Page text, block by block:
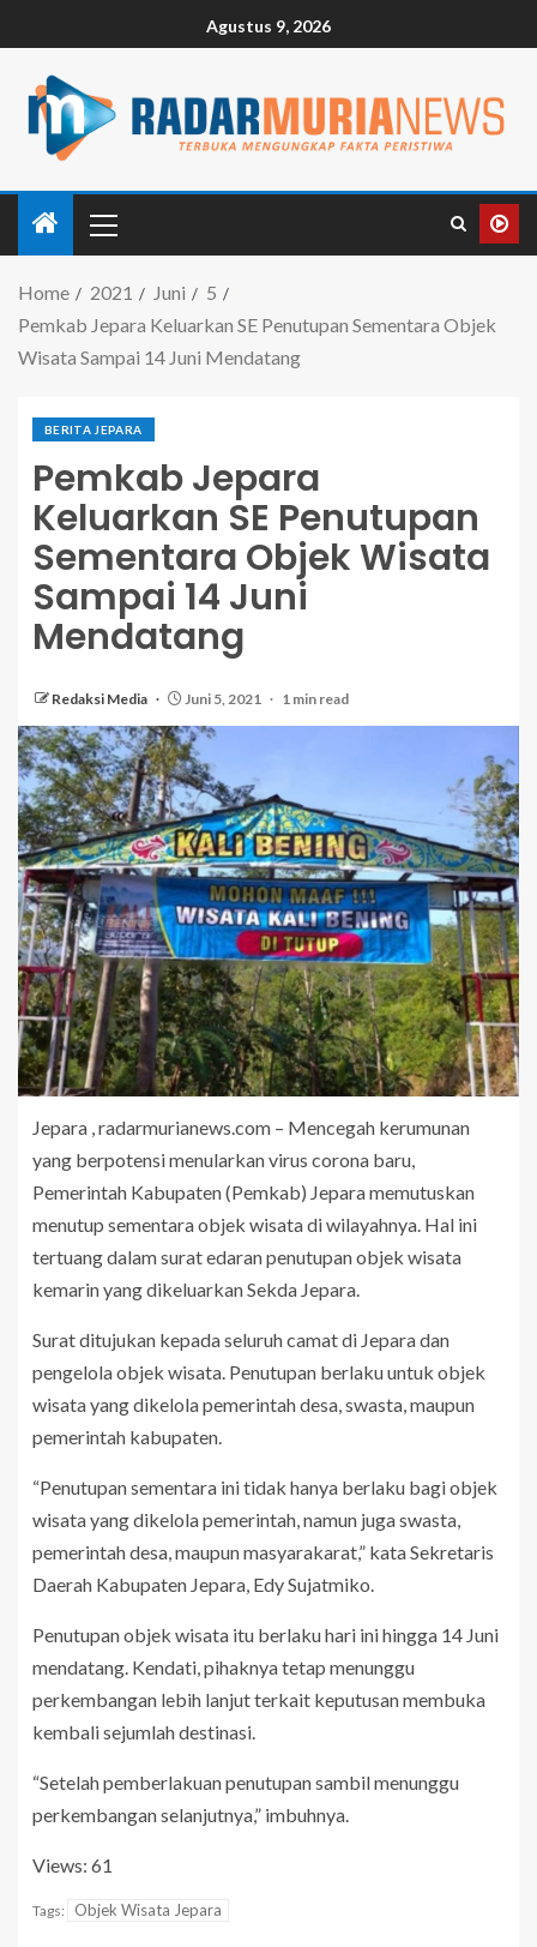
Agustus 9, 2026
Home 2021 Juni
5
Pemkab Jepara Keluarkan SE Penutupan Sementara Objek
Wisata Sampai 14 Juni Mendatang
BERITA JEPARA
Pemkab Jepara
Keluarkan SE Penutupan
Sementara Objek Wisata
Sampai 14 Juni
Mendatang
Redaksi Media Juni 5, 2021 1 min read
Jepara , radarmurianews.com – Mencegah kerumunan
yang berpotensi menularkan virus corona baru,
Pemerintah Kabupaten (Pemkab) Jepara memutuskan
menutup sementara objek wisata di wilayahnya. Hal ini
tertuang dalam surat edaran penutupan objek wisata
kemarin yang dikeluarkan Sekda Jepara.
Surat ditujukan kepada seluruh camat di Jepara dan
pengelola objek wisata. Penutupan berlaku untuk objek
wisata yang dikelola pemerintah desa, swasta, maupun
pemerintah kabupaten.
“Penutupan sementara ini tidak hanya berlaku bagi objek
wisata yang dikelola pemerintah, namun juga swasta,
pemerintah desa, maupun masyarakarat,” kata Sekretaris
Daerah Kabupaten Jepara, Edy Sujatmiko.
Penutupan objek wisata itu berlaku hari ini hingga 14 Juni
mendatang. Kendati, pihaknya tetap menunggu
perkembangan lebih lanjut terkait keputusan membuka
kembali sejumlah destinasi.
“Setelah pemberlakuan penutupan sambil menunggu
perkembangan selanjutnya,” imbuhnya.
Views: 61
Tags: Objek Wisata Jepara